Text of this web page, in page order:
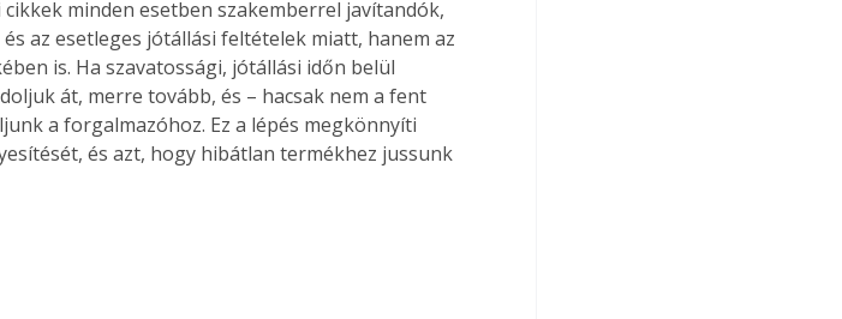
megéri!
itt!
A
minden esetben szakemberrel javítandók,
az esetleges jótállási feltételek miatt, hanem az
is. Ha szavatossági, jótállási időn belül
át, merre tovább, és – hacsak nem a fent
a forgalmazóhoz. Ez a lépés megkönnyíti
és azt, hogy hibátlan termékhez jussunk